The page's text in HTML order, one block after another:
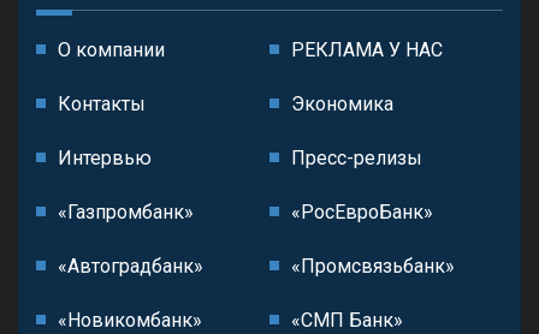
О компании РЕКЛАМА У НАС
Контакты Экономика
Интервью Пресс-релизы
«Газпромбанк» «РосЕвроБанк»
«Автоградбанк» «Промсвязьбанк»
«Новикомбанк» «СМП Банк»